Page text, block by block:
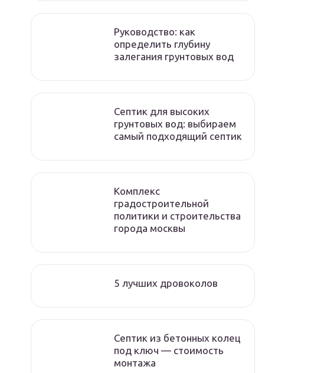
Руководство: как
определить глубину
залегания грунтовых вод
Септик для высоких
грунтовых вод: выбираем
самый подходящий септик
Комплекс
градостроительной
политики и строительства
города москвы
5 лучших дровоколов
Септик из бетонных колец
под ключ — стоимость
монтажа